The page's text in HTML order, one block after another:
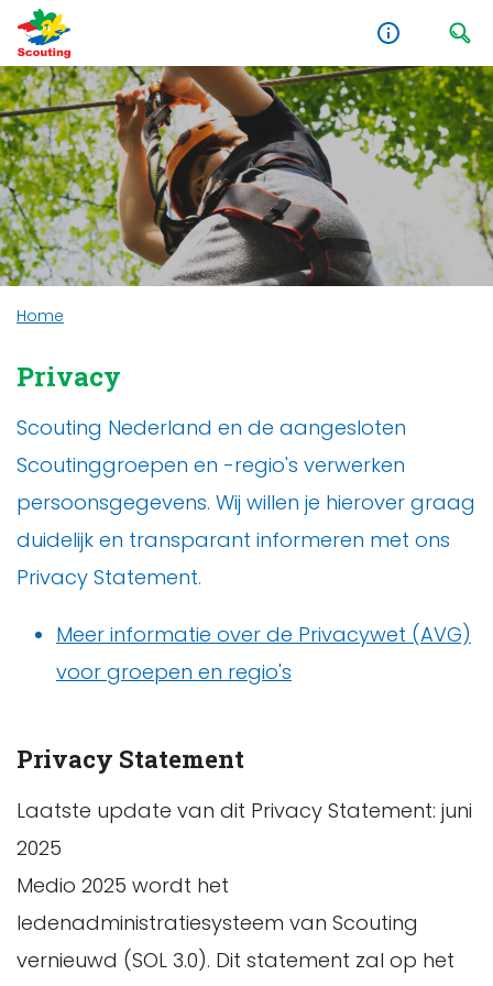
Home
Privacy
Scouting Nederland en de aangesloten
Scoutinggroepen en -regio's verwerken
persoonsgegevens. Wij willen je hierover graag
duidelijk en transparant informeren met ons
Privacy Statement.
Meer informatie over de Privacywet (AVG)
voor groepen en regio's
Privacy Statement
Laatste update van dit Privacy Statement: juni
2025
Medio 2025 wordt het
ledenadministratiesysteem van Scouting
vernieuwd (SOL 3.0). Dit statement zal op het